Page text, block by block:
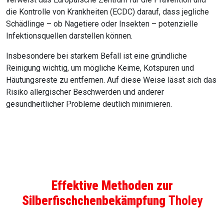
die Kontrolle von Krankheiten (ECDC) darauf, dass jegliche
Schädlinge – ob Nagetiere oder Insekten – potenzielle
Infektionsquellen darstellen können.
Insbesondere bei starkem Befall ist eine gründliche
Reinigung wichtig, um mögliche Keime, Kotspuren und
Häutungsreste zu entfernen. Auf diese Weise lässt sich das
Risiko allergischer Beschwerden und anderer
gesundheitlicher Probleme deutlich minimieren.
Effektive Methoden zur
Silberfischchenbekämpfung Tholey